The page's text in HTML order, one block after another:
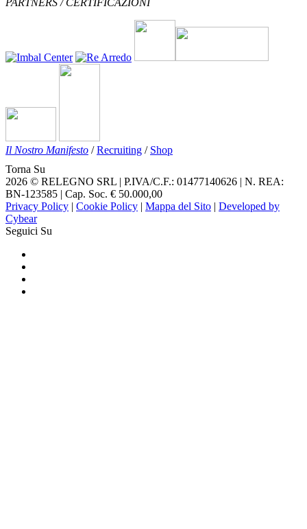
PARTNERS / CERTIFICAZIONI
Il Nostro Manifesto /Recruiting / Shop
Torna Su
2026 © RELEGNO SRL | P.IVA/C.F.: 01477140626 | N. REA:
BN-123585 | Cap. Soc. € 50.000,00
Privacy Policy | Cookie Policy | Mappa del Sito | Developed by
Cybear
Seguici Su